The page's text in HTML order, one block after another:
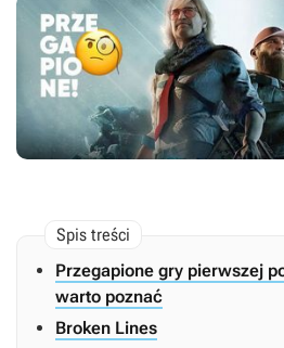
Przegapione gry pierwszej
warto poznać
Broken Lines